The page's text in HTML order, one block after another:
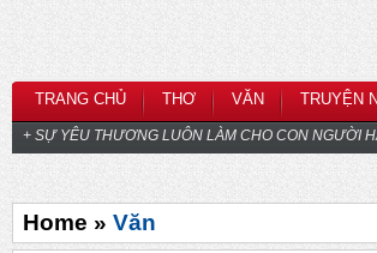
TRANG CHỦ THƠ VĂN TRUYỆN
+ SỰ YÊU THƯƠNG LUÔN LÀM CHO CON NGƯỜI
Home » Văn